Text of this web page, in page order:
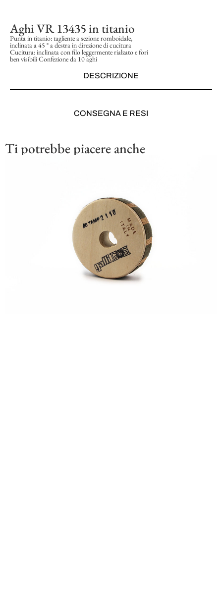
Aghi VR 13435 in titanio
Punta in titanio: tagliente a sezione romboidale,
inclinata a 45 ° a destra in direzione di cucitura
Cucitura: inclinata con filo leggermente rialzato e fori
ben visibili Confezione da 10 aghi
DESCRIZIONE
CONSEGNA E RESI
Ti potrebbe piacere anche